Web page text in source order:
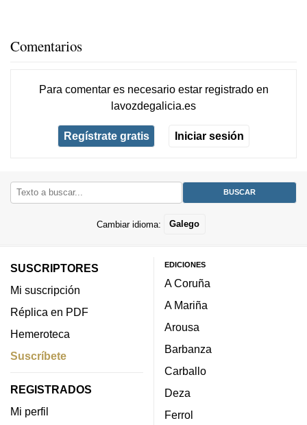
Comentarios
Para comentar es necesario estar registradoen
lavozdegalicia.es
Regístrate gratis Iniciar sesión
Cambiar idioma: Galego
SUSCRIPTORES
Mi suscripción
Réplica en PDF
Hemeroteca
Suscríbete
REGISTRADOS
Mi perfil
EDICIONES
A Coruña
A Mariña
Arousa
Barbanza
Carballo
Deza
Ferrol